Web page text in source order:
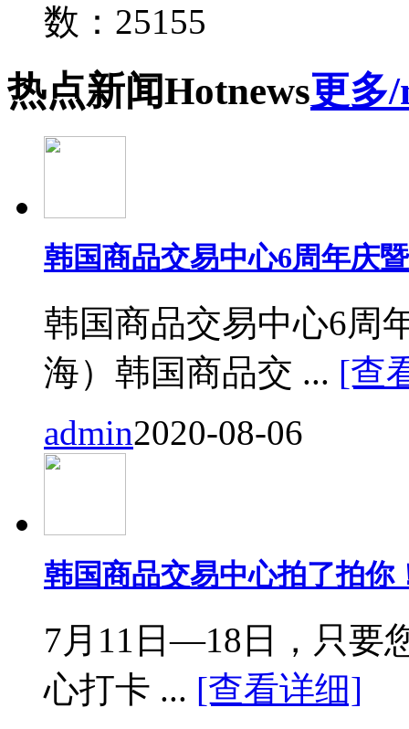
数：25155
热点新闻Hotnews更多
韩国商品交易中心6周年庆
韩国商品交易中心6周
海）韩国商品交 ... [查
admin2020-08-06
韩国商品交易中心拍了拍你
7月11日—18日，只要
心打卡 ... [查看详细]